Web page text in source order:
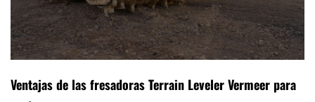
Ventajas de las fresadoras Terrain Leveler Vermeer para